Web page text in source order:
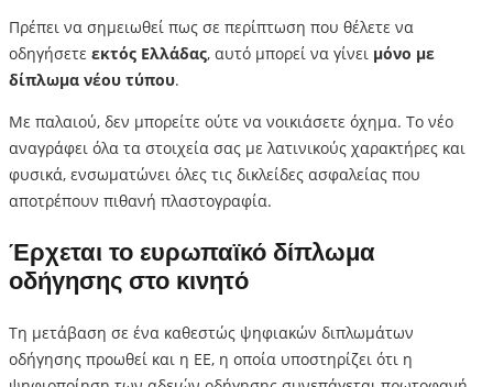
Πρέπει να σημειωθεί πως σε περίπτωση που θέλετε να
οδηγήσετε εκτός Ελλάδας, αυτό μπορεί να γίνει μόνο με
δίπλωμα νέου τύπου.
Με παλαιού, δεν μπορείτε ούτε να νοικιάσετε όχημα. Το νέο
αναγράφει όλα τα στοιχεία σας με λατινικούς χαρακτήρες και
φυσικά, ενσωματώνει όλες τις δικλείδες ασφαλείας που
αποτρέπουν πιθανή πλαστογραφία.
Έρχεται το ευρωπαϊκό δίπλωμα
οδήγησης στο κινητό
Τη μετάβαση σε ένα καθεστώς ψηφιακών διπλωμάτων
οδήγησης προωθεί και η ΕΕ, η οποία υποστηρίζει ότι η